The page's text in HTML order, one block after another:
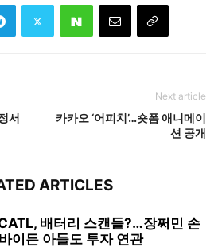
서
Next article
카카오 ‘어피치’…숏폼 애니메이
션 공개
ARTICLES
배터리 스캔들?…장쩌민 손
이든 아들도 투자 연관